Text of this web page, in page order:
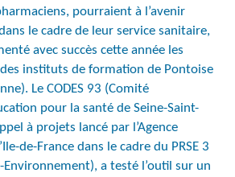
pourraient à l’avenir
le cadre de leur service sanitaire,
avec succès cette année les
instituts de formation de Pontoise
Le CODES 93 (Comité
pour la santé de Seine-Saint-
à projets lancé par l’Agence
de-France dans le cadre du PRSE 3
Environnement), a testé l’outil sur un